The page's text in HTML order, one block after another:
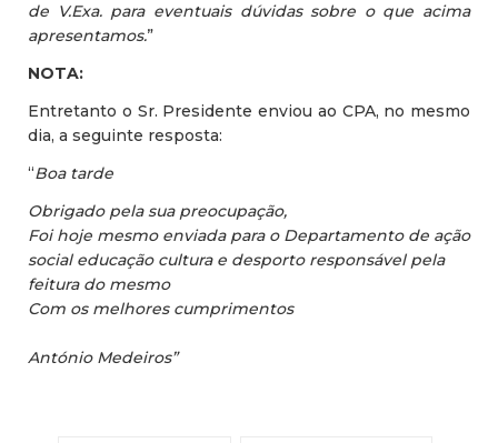
de V.Exa. para eventuais dúvidas sobre o que acima
apresentamos.”
NOTA:
Entretanto o Sr. Presidente enviou ao CPA, no mesmo
dia, a seguinte resposta:
“Boa tarde
Obrigado pela sua preocupação,
Foi hoje mesmo enviada para o Departamento de ação
social educação cultura e desporto responsável pela
feitura do mesmo
Com os melhores cumprimentos
António Medeiros”